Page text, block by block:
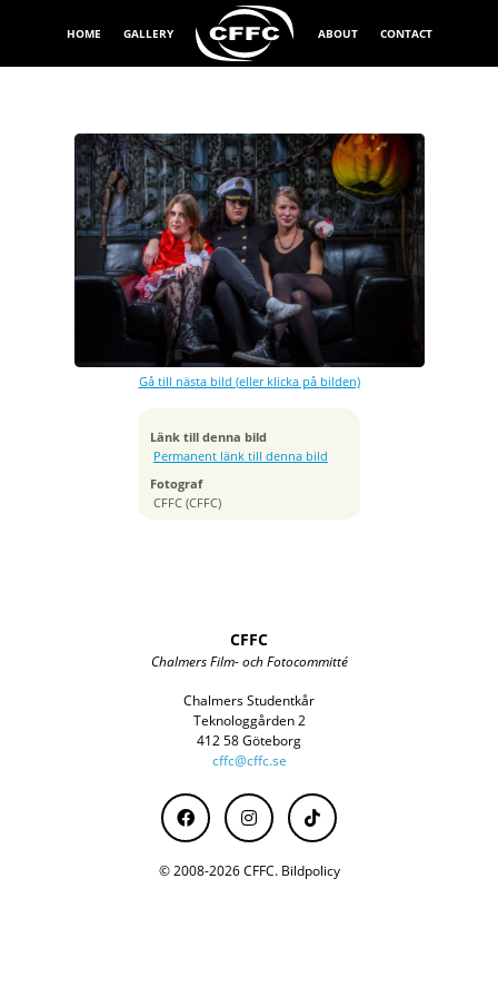
HOME GALLERY ABOUT CONTACT
Gå till nästa bild (eller klicka på bilden)
Länk till denna bild
Permanent länk till denna bild
Fotograf
CFFC (CFFC)
Exponeringstid
1/80 sek
Bländare
f/7.1
Kamera
Canon EOS 7D
Tagen
ISO
100
Brännvidd
35 mm
CFFC
Chalmers Film- och Fotocommitté
Chalmers Studentkår
Teknologgården 2
412 58 Göteborg
cffc@cffc.se
© 2008-2026 CFFC. Bildpolicy